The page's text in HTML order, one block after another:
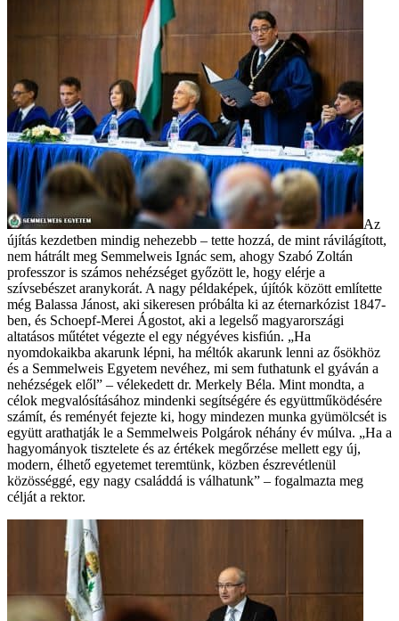
Az
újítás kezdetben mindig nehezebb – tette hozzá, de mint rávilágított,
nem hátrált meg Semmelweis Ignác sem, ahogy Szabó Zoltán
professzor is számos nehézséget győzött le, hogy elérje a
szívsebészet aranykorát. A nagy példaképek, újítók között említette
még Balassa Jánost, aki sikeresen próbálta ki az éternarkózist 1847-
ben, és Schoepf-Merei Ágostot, aki a legelső magyarországi
altatásos műtétet végezte el egy négyéves kisfiún. „Ha
nyomdokaikba akarunk lépni, ha méltók akarunk lenni az ősökhöz
és a Semmelweis Egyetem nevéhez, mi sem futhatunk el gyáván a
nehézségek elől” – vélekedett dr. Merkely Béla. Mint mondta, a
célok megvalósításához mindenki segítségére és együttműködésére
számít, és reményét fejezte ki, hogy mindezen munka gyümölcsét is
együtt arathatják le a Semmelweis Polgárok néhány év múlva. „Ha a
hagyományok tisztelete és az értékek megőrzése mellett egy új,
modern, élhető egyetemet teremtünk, közben észrevétlenül
közösséggé, egy nagy családdá is válhatunk” – fogalmazta meg
célját a rektor.